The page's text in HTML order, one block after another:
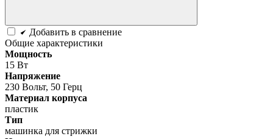
Добавить в сравнение
Общие характеристики
Мощность
15 Вт
Напряжение
230 Вольт, 50 Герц
Материал корпуса
пластик
Тип
машинка для стрижки